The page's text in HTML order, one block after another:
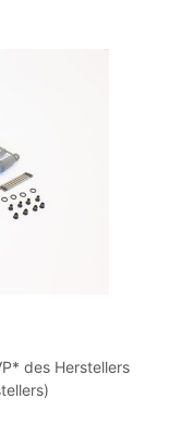
des Herstellers